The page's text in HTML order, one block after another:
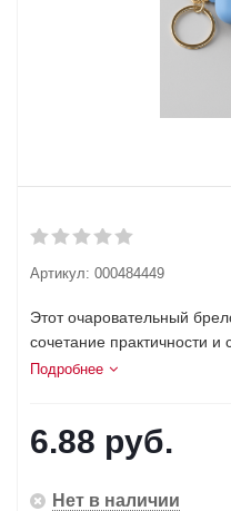
Артикул: 000484449
Этот очаровательный
сочетание практичности и
Подробнее
6.88 руб.
Нет в наличии